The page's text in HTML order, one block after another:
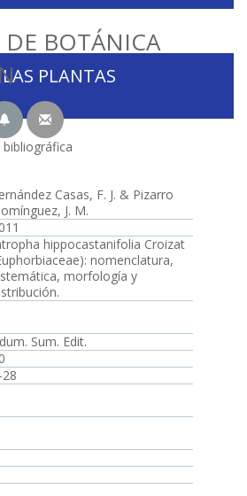
BOTÁNICA
PLANTAS
Casas, F. J. & Pizarro
J. M.
hippocastanifolia Croizat
nomenclatura,
morfología y
Sum. Edit.